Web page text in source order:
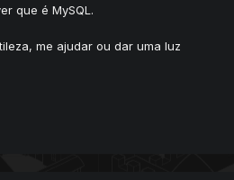
que é MySQL.
me ajudar ou dar uma luz